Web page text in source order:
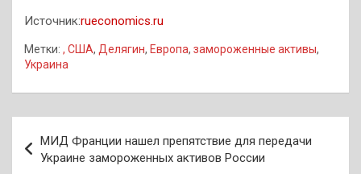
Источник:rueconomics.ru
Метки: , США, Делягин, Европа, замороженные активы,
Украина
по
МИД Франции нашел препятствие для передачи
Украине замороженных активов России